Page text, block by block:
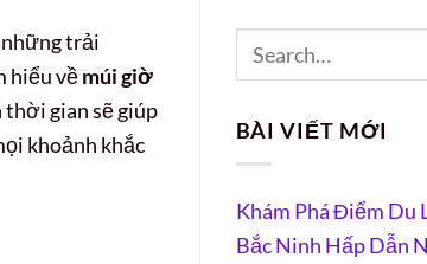
những trải
hiểu vềmúi giờ
thời gian sẽ giúp
khoảnh khắc
BÀI VIẾT MỚI
Khám Phá Điểm Du
Bắc Ninh Hấp Dẫn